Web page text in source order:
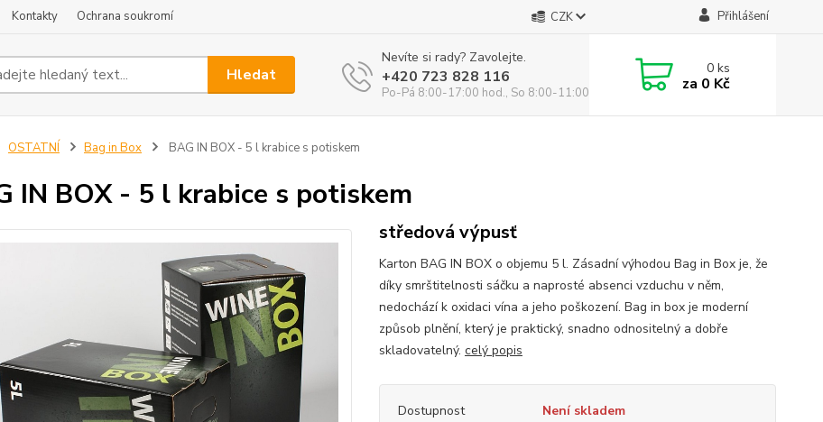
Kontakty Ochrana soukromí CZK Přihlášení
Hledat
Nevíte si rady? Zavolejte.
+420 723 828 116
Po-Pá 8:00-17:00 hod., So 8:00-11:00 hod.
0ks
za 0 Kč
OSTATNÍ Bag in Box BAG IN BOX - 5 l krabice s potiskem
IN BOX - 5 l krabice s potiskem
středová výpusť
Karton BAG IN BOX o objemu 5 l. Zásadní výhodou Bag in Box je, že
díky smrštitelnosti sáčku a naprosté absenci vzduchu v něm,
nedochází k oxidaci vína a jeho poškození. Bag in box je moderní
způsob plnění, který je praktický, snadno odnositelný a dobře
skladovatelný. celý popis
Dostupnost Není skladem